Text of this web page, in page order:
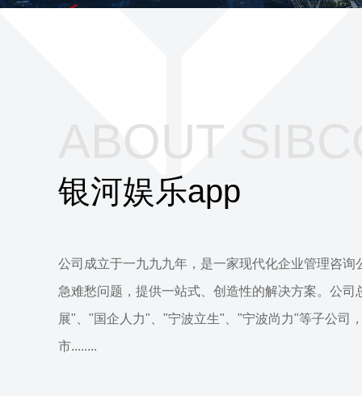
ABOUT
银河娱乐app
公司成立于一九九九年，是一家现代化企业管理咨询
急难愁问题，提供一站式、创造性的解决方案。公
展"、"国企人力"、"宁波立生"、"宁波尚力"等子公司
市........